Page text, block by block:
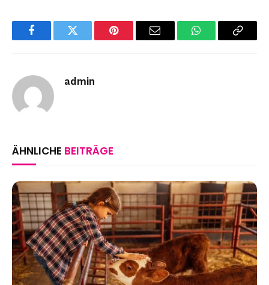
FacebookTwitter Pinterest Email WhatsAppCopy
admin
ÄHNLICHE BEITRÄGE